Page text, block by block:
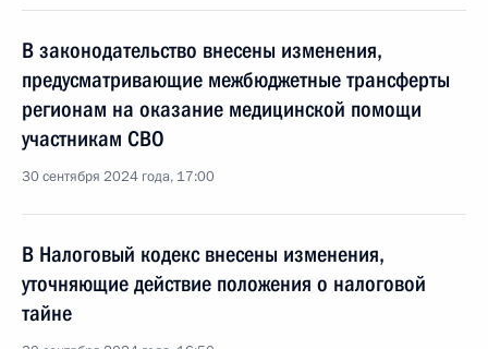
В законодательство внесены изменения,
предусматривающие межбюджетные трансферты
регионам на оказание медицинской помощи
участникам СВО
30 сентября 2024 года, 17:00
В Налоговый кодекс внесены изменения,
уточняющие действие положения о налоговой
тайне